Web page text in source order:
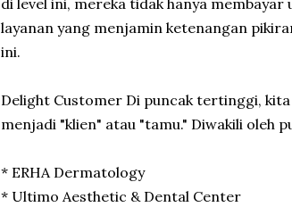
di level ini, mereka tidak hanya
layanan yang menjamin ketenangan
ini.
Delight Customer Di puncak tertinggi,
menjadi "klien" atau "tamu." Diwakili oleh
* ERHA Dermatology
* Ultimo Aesthetic & Dental Center